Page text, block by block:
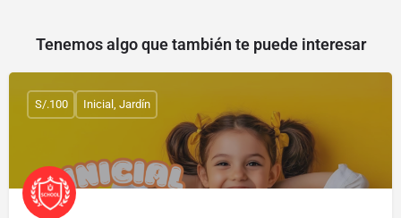
Tenemos algo que también te puede interesar
S/.100 Inicial, Jardín